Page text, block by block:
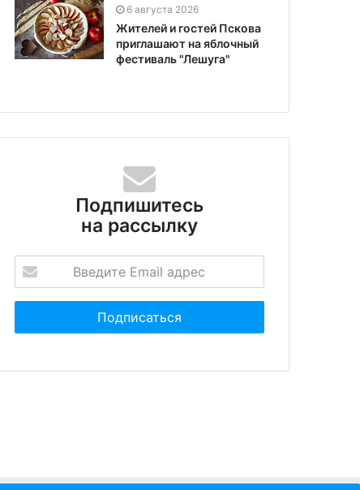
6 августа 2026
Жителей и гостей Пскова
приглашают на яблочный
фестиваль "Лешуга"
Подпишитесь
на рассылку